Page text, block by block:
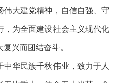
伟大建党精神，自信自强、守
，为全面建设社会主义现代化
兴而团结奋斗。
华民族千秋伟业，致力于人